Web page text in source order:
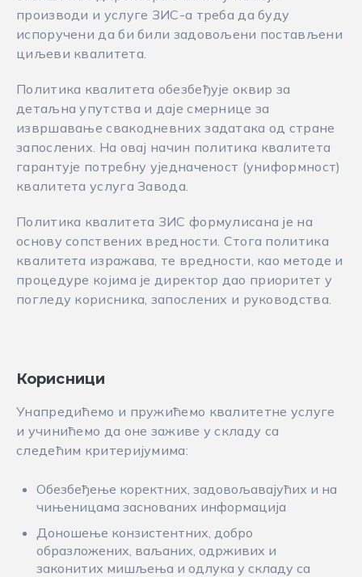
производи и услуге ЗИС-а треба да буду
испоручени да би били задовољени постављени
циљеви квалитета.
Политика квалитета обезбеђује оквир за
детаљна упутства и даје смернице за
извршавање свакодневних задатака од стране
запослених. На овај начин политика квалитета
гарантује потребну уједначеност (униформност)
квалитета услуга Завода.
Политика квалитета ЗИС формулисана је на
основу сопствених вредности. Стога политика
квалитета изражава, те вредности, као методе и
процедуре којима је директор дао приоритет у
погледу корисника, запослених и руководства.
Корисници
Унапредићемо и пружићемо квалитетне услуге
и учинићемо да оне заживе у складу са
следећим критеријумима:
Обезбеђење коректних, задовољавајућих и на
чињеницама заснованих информација
Доношење конзистентних, добро
образложених, ваљаних, одрживих и
законитих мишљења и одлука у складу са